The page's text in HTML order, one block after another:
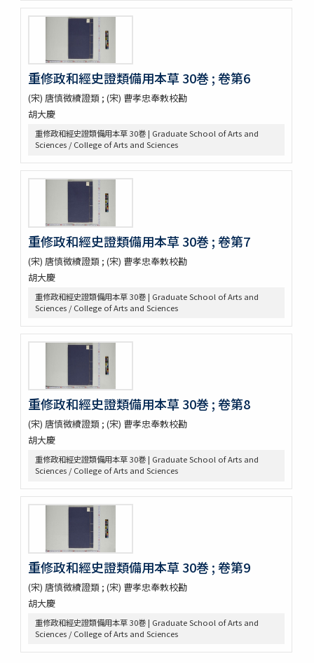
事物異名録 40巻
重刊巣氏諸病源候緫論 50巻 (存45巻)
遠西醫方名物考 36巻補遺9巻
延喜式 50巻
資源科学研究所旧蔵本草書コレクション（国文研デジタル化分）
神農本草経
紹興校定經史證類備急本草 / 王繼先[ほか編]
本草綱目 52巻序目1巻圖3巻瀕湖脉學1巻奇經八脉攷1巻脉訣攷證1巻
坿本草綱目拾遺10巻坿本草萬方鍼線8巻 / (明) 李時珍撰輯 ; (清) 呉毓
昌較訂
黄學昌 [ほか] 校字
本草和名索引
本草從新 18巻總義1巻 / (清) 呉儀洛 [撰]
袖珍鑑本草綱目 / [前田利保著]
魚類, 禽類, 草木, 和漢譯名
三物考
大成真寫譜
紫藤園攷證 / 源翠嶽鑒定
有毒便覧
田中芳男君七六展覽會記念誌
錦窠翁耋筵誌
錦窠翁九十賀壽博物會誌 / 伊藤篤太郎編
多識會誌
伊藤圭介履歴
救荒野譜記聞
艸木圖説 / 飯沼慾齋著 ; 田中芳男, 小野職愨増訂
本草圖譜 / 潅園岩崎常正著 ; 飯田藏太郎編纂
本草圖譜 / 岩崎常正著
瓶史草木備考
植物漢名鑑
寫生本草書
詩経草木觧 / 小野蕙畝識孝選
香山采種 / 鶴鳴竹内又玄 [撰]
有用植物圖説 / 田中芳男, 小野職愨撰 ; 曲直瀬愛, 小森頼信校 ; 服部
雪斎図画
古今要覽稿 / [屋代弘賢著]
梅品 / 怡顔齋松岡先生著
重修政和經史證類備用本草 30巻 ; 卷第6
(宋) 唐慎微續證類 ; (宋) 曹孝忠奉敕校勘
胡大慶
重修政和經史證類備用本草 30巻 | Graduate School of Arts and
Sciences / College of Arts and Sciences
重修政和經史證類備用本草 30巻 ; 卷第7
(宋) 唐慎微續證類 ; (宋) 曹孝忠奉敕校勘
胡大慶
重修政和經史證類備用本草 30巻 | Graduate School of Arts and
Sciences / College of Arts and Sciences
重修政和經史證類備用本草 30巻 ; 卷第8
(宋) 唐慎微續證類 ; (宋) 曹孝忠奉敕校勘
胡大慶
重修政和經史證類備用本草 30巻 | Graduate School of Arts and
Sciences / College of Arts and Sciences
重修政和經史證類備用本草 30巻 ; 卷第9
(宋) 唐慎微續證類 ; (宋) 曹孝忠奉敕校勘
胡大慶
重修政和經史證類備用本草 30巻 | Graduate School of Arts and
Sciences / College of Arts and Sciences